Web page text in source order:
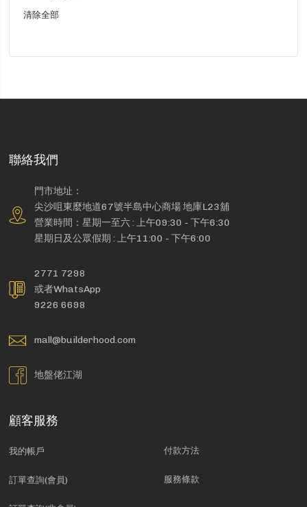
清除全部
聯絡我們
門市地址：
尖沙咀東麼地道67號半島中心商場 地庫L23舖
營業時間：星期一至六 : 上午09:30 - 下午6:30
星期日及公眾假期 : 上午11:00 - 下午6:00
2771 7298
或者WhatsApp
9226 6698
mall@builderhood.com
地盤佬江湖
顧客服務
我的帳戶
訂單查詢(會員)
付款方法
服務條款